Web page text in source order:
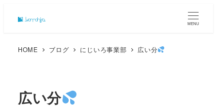
MENU
HOME ブログ にじいろ事業部 広い分
広い分